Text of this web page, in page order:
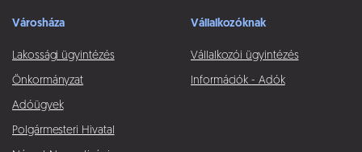
Városháza
Lakossági ügyintézés
Önkormányzat
Adóügyek
Polgármesteri Hivatal
Vállalkozóknak
Vállalkozói ügyintézés
Információk - Adók